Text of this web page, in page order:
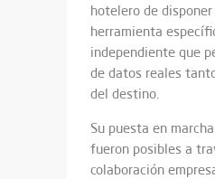
hotelero de disponer
herramienta
independiente que
de datos reales
del destino.
Su puesta en
fueron posibles a
colaboración